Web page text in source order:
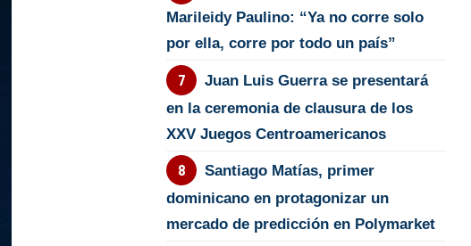
Marileidy Paulino: “Ya no corre solo
por ella, corre por todo un país”
Juan Luis Guerra se presentará
en la ceremonia de clausura de los
XXV Juegos Centroamericanos
Santiago Matías, primer
dominicano en protagonizar un
mercado de predicción en Polymarket